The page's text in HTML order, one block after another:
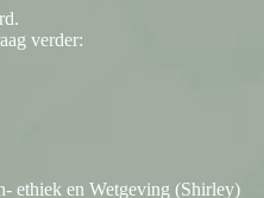
verder:
ethiek en Wetgeving (Shirley)